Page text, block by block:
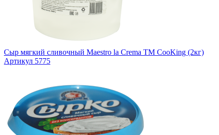
Сыр мягкий сливочный Maestro la Crema ТМ CooKing (2кг)
Артикул 5775